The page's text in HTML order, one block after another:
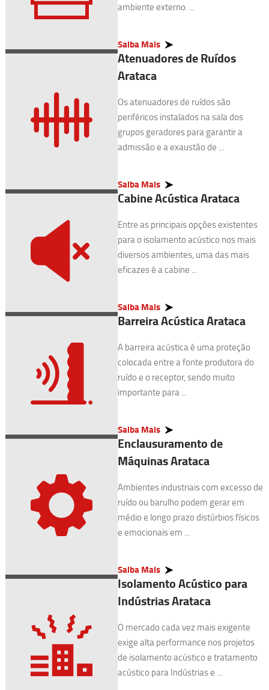
ambiente externo. ...
Saiba Mais
Atenuadores de Ruídos
Arataca
Os atenuadores de ruídos são
periféricos instalados na sala dos
grupos geradores para garantir a
admissão e a exaustão de ...
Saiba Mais
Cabine Acústica Arataca
Entre as principais opções existentes
para o isolamento acústico nos mais
diversos ambientes, uma das mais
eficazes é a cabine ...
Saiba Mais
Barreira Acústica Arataca
A barreira acústica é uma proteção
colocada entre a fonte produtora do
ruído e o receptor, sendo muito
importante para ...
Saiba Mais
Enclausuramento de
Máquinas Arataca
Ambientes industriais com excesso de
ruído ou barulho podem gerar em
médio e longo prazo distúrbios físicos
e emocionais em ...
Saiba Mais
Isolamento Acústico para
Indústrias Arataca
O mercado cada vez mais exigente
exige alta performance nos projetos
de isolamento acústico e tratamento
acústico para Indústrias e ...